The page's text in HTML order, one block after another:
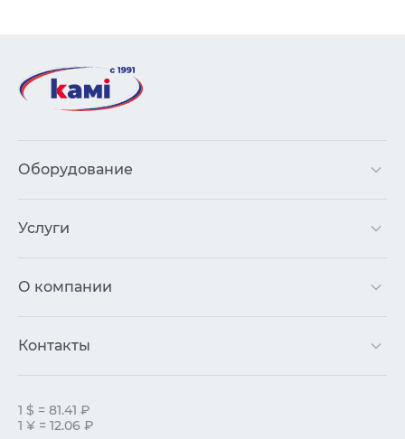
Оборудование
Услуги
О компании
Контакты
1 $ = 81.41 ₽
1 ¥ = 12.06 ₽